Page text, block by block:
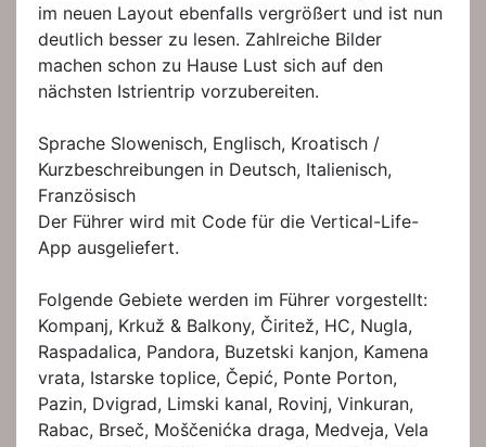
im neuen Layout ebenfalls vergrößert und ist nun
deutlich besser zu lesen. Zahlreiche Bilder
machen schon zu Hause Lust sich auf den
nächsten Istrientrip vorzubereiten.
Sprache Slowenisch, Englisch, Kroatisch /
Kurzbeschreibungen in Deutsch, Italienisch,
Französisch
Der Führer wird mit Code für die Vertical-Life-
App ausgeliefert.
Folgende Gebiete werden im Führer vorgestellt:
Kompanj, Krkuž & Balkony, Čiritež, HC, Nugla,
Raspadalica, Pandora, Buzetski kanjon, Kamena
vrata, Istarske toplice, Čepić, Ponte Porton,
Pazin, Dvigrad, Limski kanal, Rovinj, Vinkuran,
Rabac, Brseč, Moščenićka draga, Medveja, Vela